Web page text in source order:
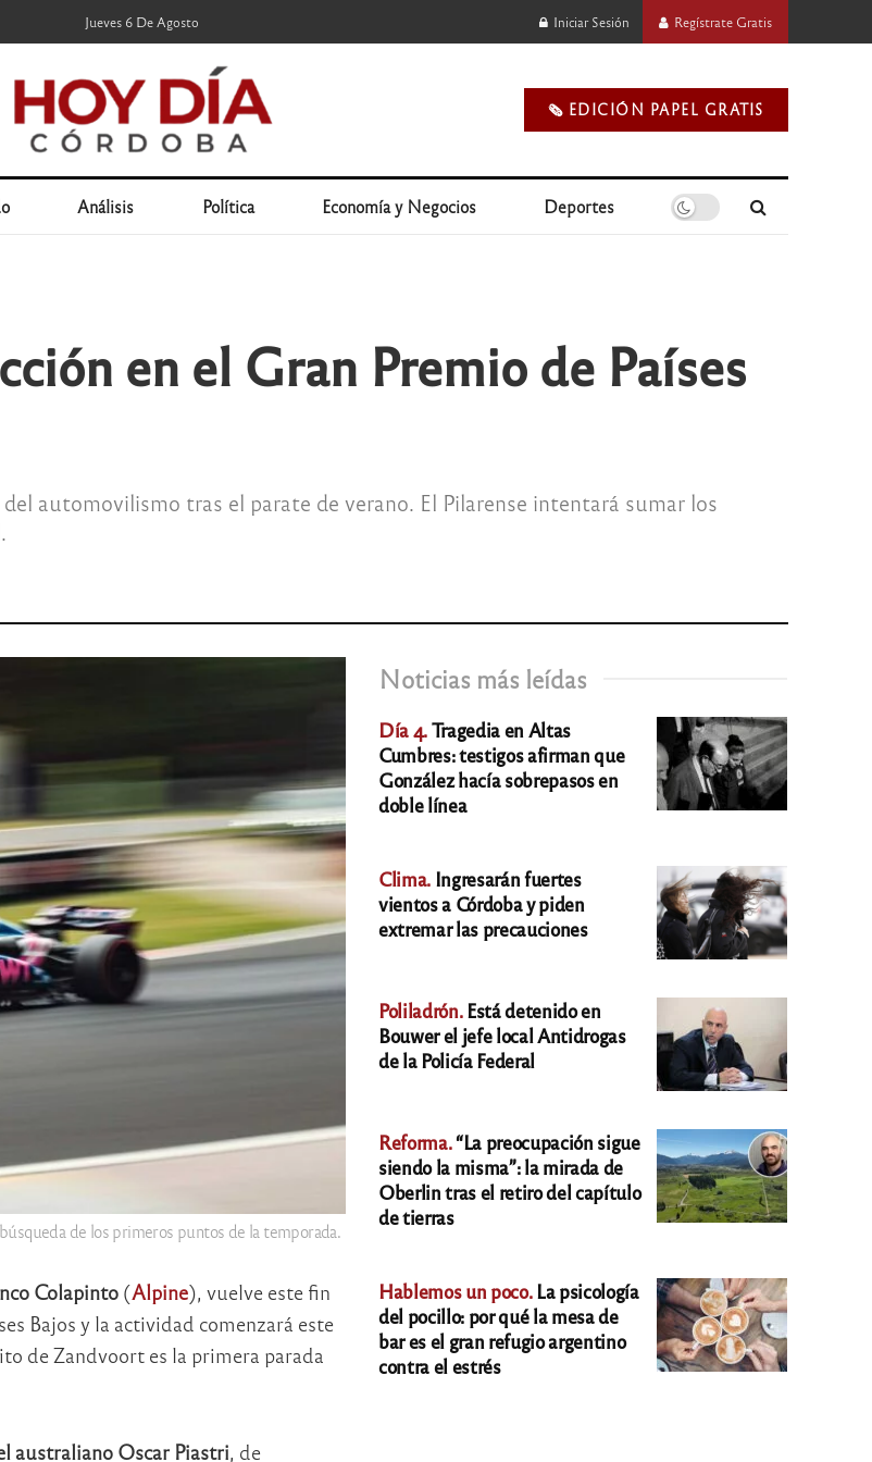
Jueves 6 De Agosto Iniciar Sesión Regístrate Gratis
🗞️ EDICIÓN PAPEL GRATIS
Análisis Política Economía y Negocios Deportes
en el Gran Premio de Países
automovilismo tras el parate de verano. El Pilarense intentará sumar los
de los primeros puntos de la temporada.
Colapinto(Alpine), vuelve este fin
Bajos y la actividad comenzará este
de Zandvoort es la primera parada
australiano Oscar Piastri, de
Noticias más leídas
Día 4.Tragedia en Altas
Cumbres: testigos afirman que
González hacía sobrepasos en
doble línea
Clima. Ingresarán fuertes
vientos a Córdoba y piden
extremar las precauciones
Poliladrón.Está detenido en
Bouwer el jefe local Antidrogas
de la Policía Federal
Reforma.“La preocupación sigue
siendo la misma”: la mirada de
Oberlin tras el retiro del capítulo
de tierras
Hablemos un poco.La psicología
del pocillo: por qué la mesa de
bar es el gran refugio argentino
contra el estrés